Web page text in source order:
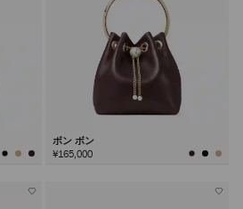
ボン ボン
¥165,000